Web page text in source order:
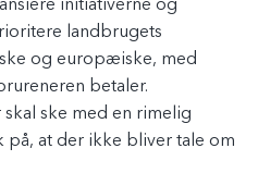
initiativerne og
landbrugets
og europæiske, med
betaler.
ske med en rimelig
på, at der ikke bliver tale om